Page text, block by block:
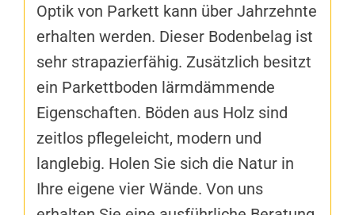
Optik von Parkett kann über Jahrzehnte
erhalten werden. Dieser Bodenbelag ist
sehr strapazierfähig. Zusätzlich besitzt
ein Parkettboden lärmdämmende
Eigenschaften. Böden aus Holz sind
zeitlos pflegeleicht, modern und
langlebig. Holen Sie sich die Natur in
Ihre eigene vier Wände. Von uns